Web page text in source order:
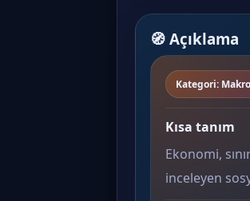
🧭 Açıklama
Kategori:
Kısa tanım
Ekonomi,
inceleyen